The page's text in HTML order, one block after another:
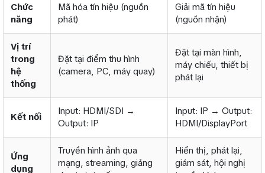
Chức
năng
Mã hóa tín hiệu (nguồn
phát)
Giải mã tín hiệu
(nguồn nhận)
Vị trí
trong
hệ
thống
Đặt tại điểm thu hình
(camera, PC, máy quay)
Đặt tại màn hình,
máy chiếu, thiết bị
phát lại
Kết nối
Input: HDMI/SDI →
Output: IP
Input: IP → Output:
HDMI/DisplayPort
Ứng
dụng
Truyền hình ảnh qua
mạng, streaming, giảng
Hiển thị, phát lại,
giám sát, hội nghị